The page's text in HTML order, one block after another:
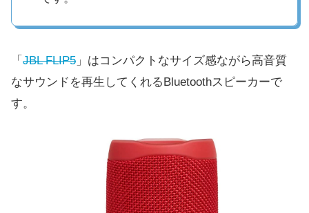
「 JBL FLIP5 」はコンパクトなサイズ感ながら高音質
なサウンドを再生してくれるBluetoothスピーカーで
す。